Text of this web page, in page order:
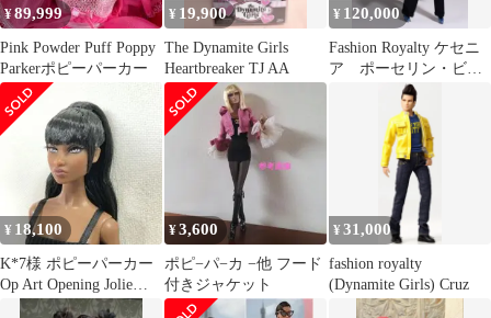
¥89,999
Pink Powder Puff Poppy
Parkerポピーパーカー
¥ 19,900
The Dynamite Girls
Heartbreaker TJ AA
¥ 120,000
Fashion Royalty ケセニ
ア ポーセリン・ビュ
¥ 18,100
K*7様 ポピーパーカー
Op Art Opening Jolie
James
¥3,600
ポピ−パ−カ −他 フード
付きジャケット
¥31,000
fashion royalty
(Dynamite Girls) Cruz